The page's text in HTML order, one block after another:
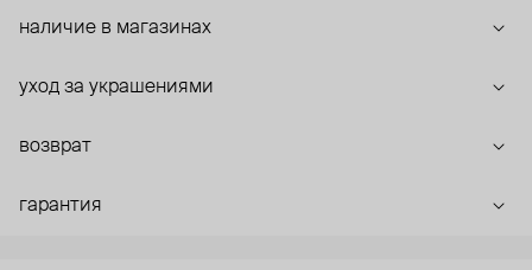
наличие в магазинах
уход за украшениями
возврат
гарантия